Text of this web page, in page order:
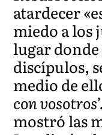
atardecer
miedo a los
lugar
discípulos,
medio de
con
mostró las